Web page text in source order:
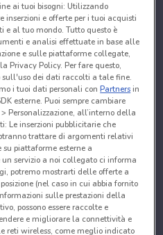
ai tuoi bisogni: Utilizzando
inserzioni e offerte per i tuoi acquisti
al tuo mondo. Tutto questo è
e analisi effettuate in base alle
e sulle piattaforme collegate,
Privacy Policy. Per fare questo,
sull'uso dei dati raccolti a tale fine.
i tuoi dati personali conPartnersin
esterne. Puoi sempre cambiare
Personalizzazione, all’interno della
Le inserzioni pubblicitarie che
trattare di argomenti relativi
piattaforme esterne a
servizio a noi collegato ci informa
potremo mostrarti delle offerte a
(nel caso in cui abbia fornito
sulle prestazioni della
possono essere raccolte e
e migliorare la connettività e
reti wireless, come meglio indicato